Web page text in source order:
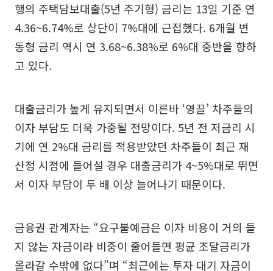
행의 주택담보대출(5년 주기형) 금리는 13일 기준 연
4.36~6.74%로 상단이 7%대에 근접했다. 6개월 변
동형 금리 역시 연 3.68~6.38%로 6%대 중반을 향하
고 있다.
대출금리가 높게 유지되면서 이른바 ‘영끌’ 차주들의
이자 부담도 더욱 가중될 전망이다. 5년 전 저금리 시
기에 연 2%대 금리를 적용받았던 차주들이 최근 재
산정 시점에 들어설 경우 대출금리가 4~5%대로 뛰면
서 이자 부담이 두 배 이상 늘어나기 때문이다.
금융권 관계자는 “요구불예금은 이자 비용이 거의 들
지 않는 자금이라 비중이 줄어들면 평균 조달금리가
올라갈 수밖에 없다”며 “최근에는 투자 대기 자금이